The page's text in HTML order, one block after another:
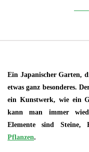
Ein Japanischer Garten,
etwas ganz besonderes.
ein Kunstwerk, wie ein
kann man immer
Elemente sind Steine,
Pflanzen.